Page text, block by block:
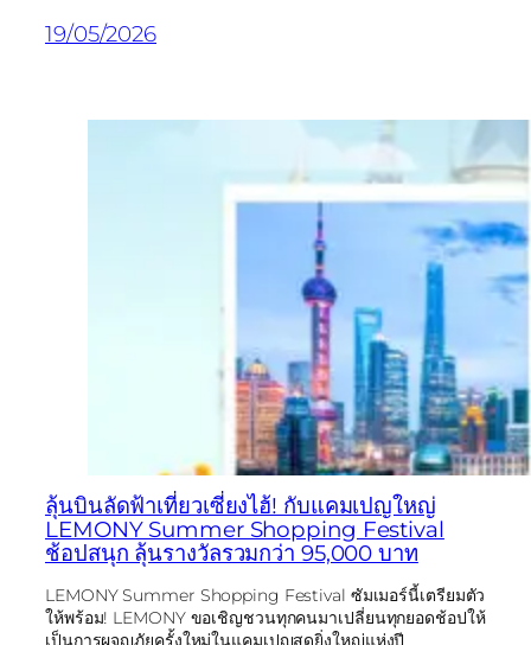
19/05/2026
ลุ้นบินลัดฟ้าเที่ยวเซี่ยงไฮ้! กับแคมเปญใหญ่
LEMONY Summer Shopping Festival
ช้อปสนุก ลุ้นรางวัลรวมกว่า 95,000 บาท
LEMONY Summer Shopping Festival ซัมเมอร์นี้เตรียมตัว
ให้พร้อม! LEMONY ขอเชิญชวนทุกคนมาเปลี่ยนทุกยอดช้อปให้
เป็นการผจญภัยครั้งใหม่ในแคมเปญสุดยิ่งใหญ่แห่งปี